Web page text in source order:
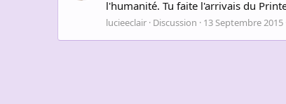
l'humanité. Tu faite l'arrivais du
lucieeclair Discussion 13 Septembre 2015